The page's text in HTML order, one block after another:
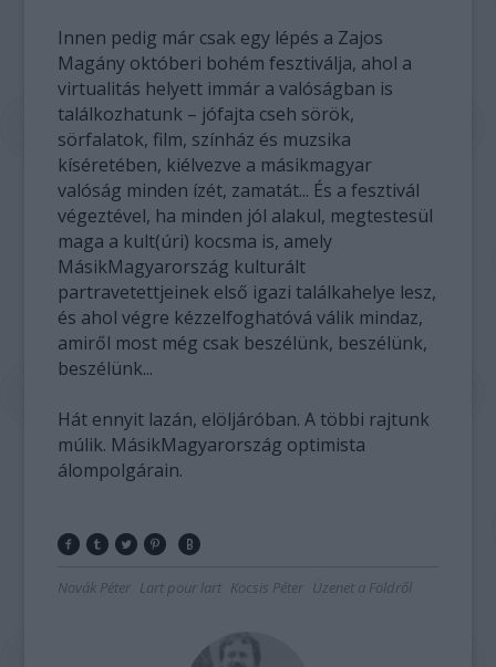
Innen pedig már csak egy lépés a Zajos
Magány októberi bohém fesztiválja, ahol a
virtualitás helyett immár a valóságban is
találkozhatunk – jófajta cseh sörök,
sörfalatok, film, színház és muzsika
kíséretében, kiélvezve a másikmagyar
valóság minden ízét, zamatát... És a fesztivál
végeztével, ha minden jól alakul, megtestesül
maga a kult(úri) kocsma is, amely
MásikMagyarország kulturált
partravetettjeinek első igazi találkahelye lesz,
és ahol végre kézzelfoghatóvá válik mindaz,
amiről most még csak beszélünk, beszélünk,
beszélünk...
Hát ennyit lazán, elöljáróban. A többi rajtunk
múlik. MásikMagyarország optimista
álompolgárain.
Novák Péter Lart pour lart Kocsis Péter Üzenet a Földről